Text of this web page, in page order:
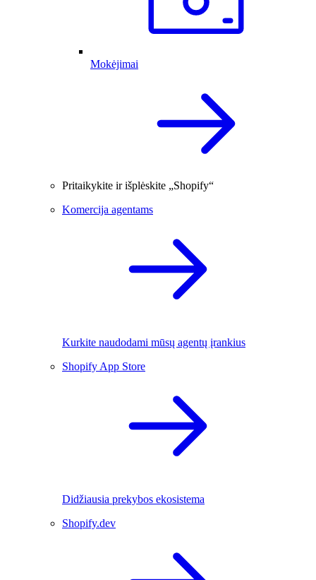
Mokėjimai
Pritaikykite ir išplėskite „Shopify“
Komercija agentams
Kurkite naudodami mūsų agentų įrankius
Shopify App Store
Didžiausia prekybos ekosistema
Shopify.dev